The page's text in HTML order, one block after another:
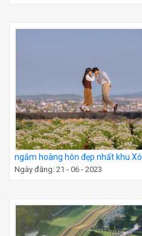
ngắm hoàng hôn đẹp nhất khu
Ngày đăng: 21 - 06 - 2023